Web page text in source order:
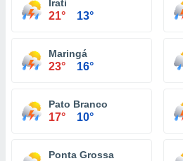
Irati
21° 13°
Maringá
23° 16°
Pato Branco
17° 10°
Ponta Grossa